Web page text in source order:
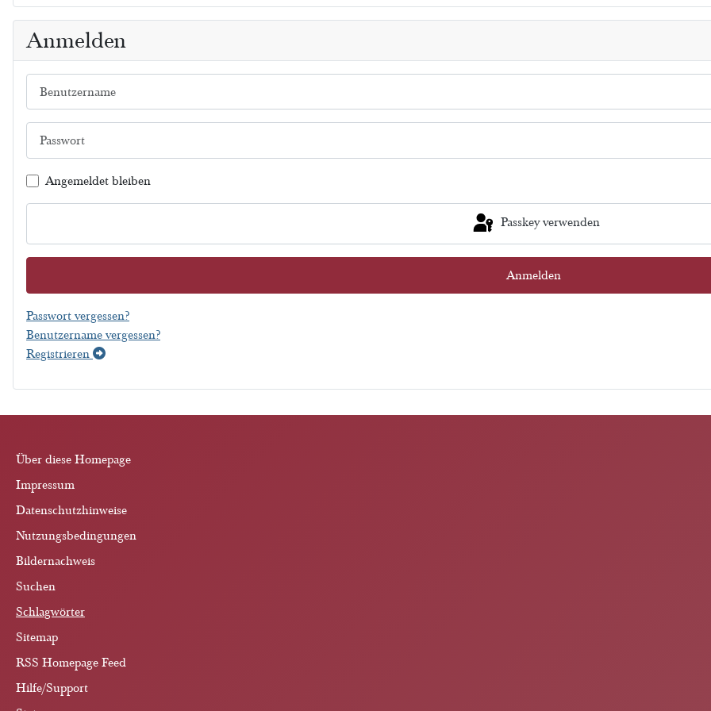
Anmelden
Angemeldet bleiben
Passkey verwenden
Anmelden
Passwort vergessen?
Benutzername vergessen?
Registrieren
Über diese Homepage
Impressum
Datenschutzhinweise
Nutzungsbedingungen
Bildernachweis
Suchen
Schlagwörter
Sitemap
RSS Homepage Feed
Hilfe/Support